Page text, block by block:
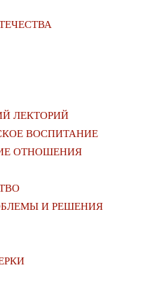
ЛЕКТОРИЙ
ВОСПИТАНИЕ
ОТНОШЕНИЯ
И РЕШЕНИЯ